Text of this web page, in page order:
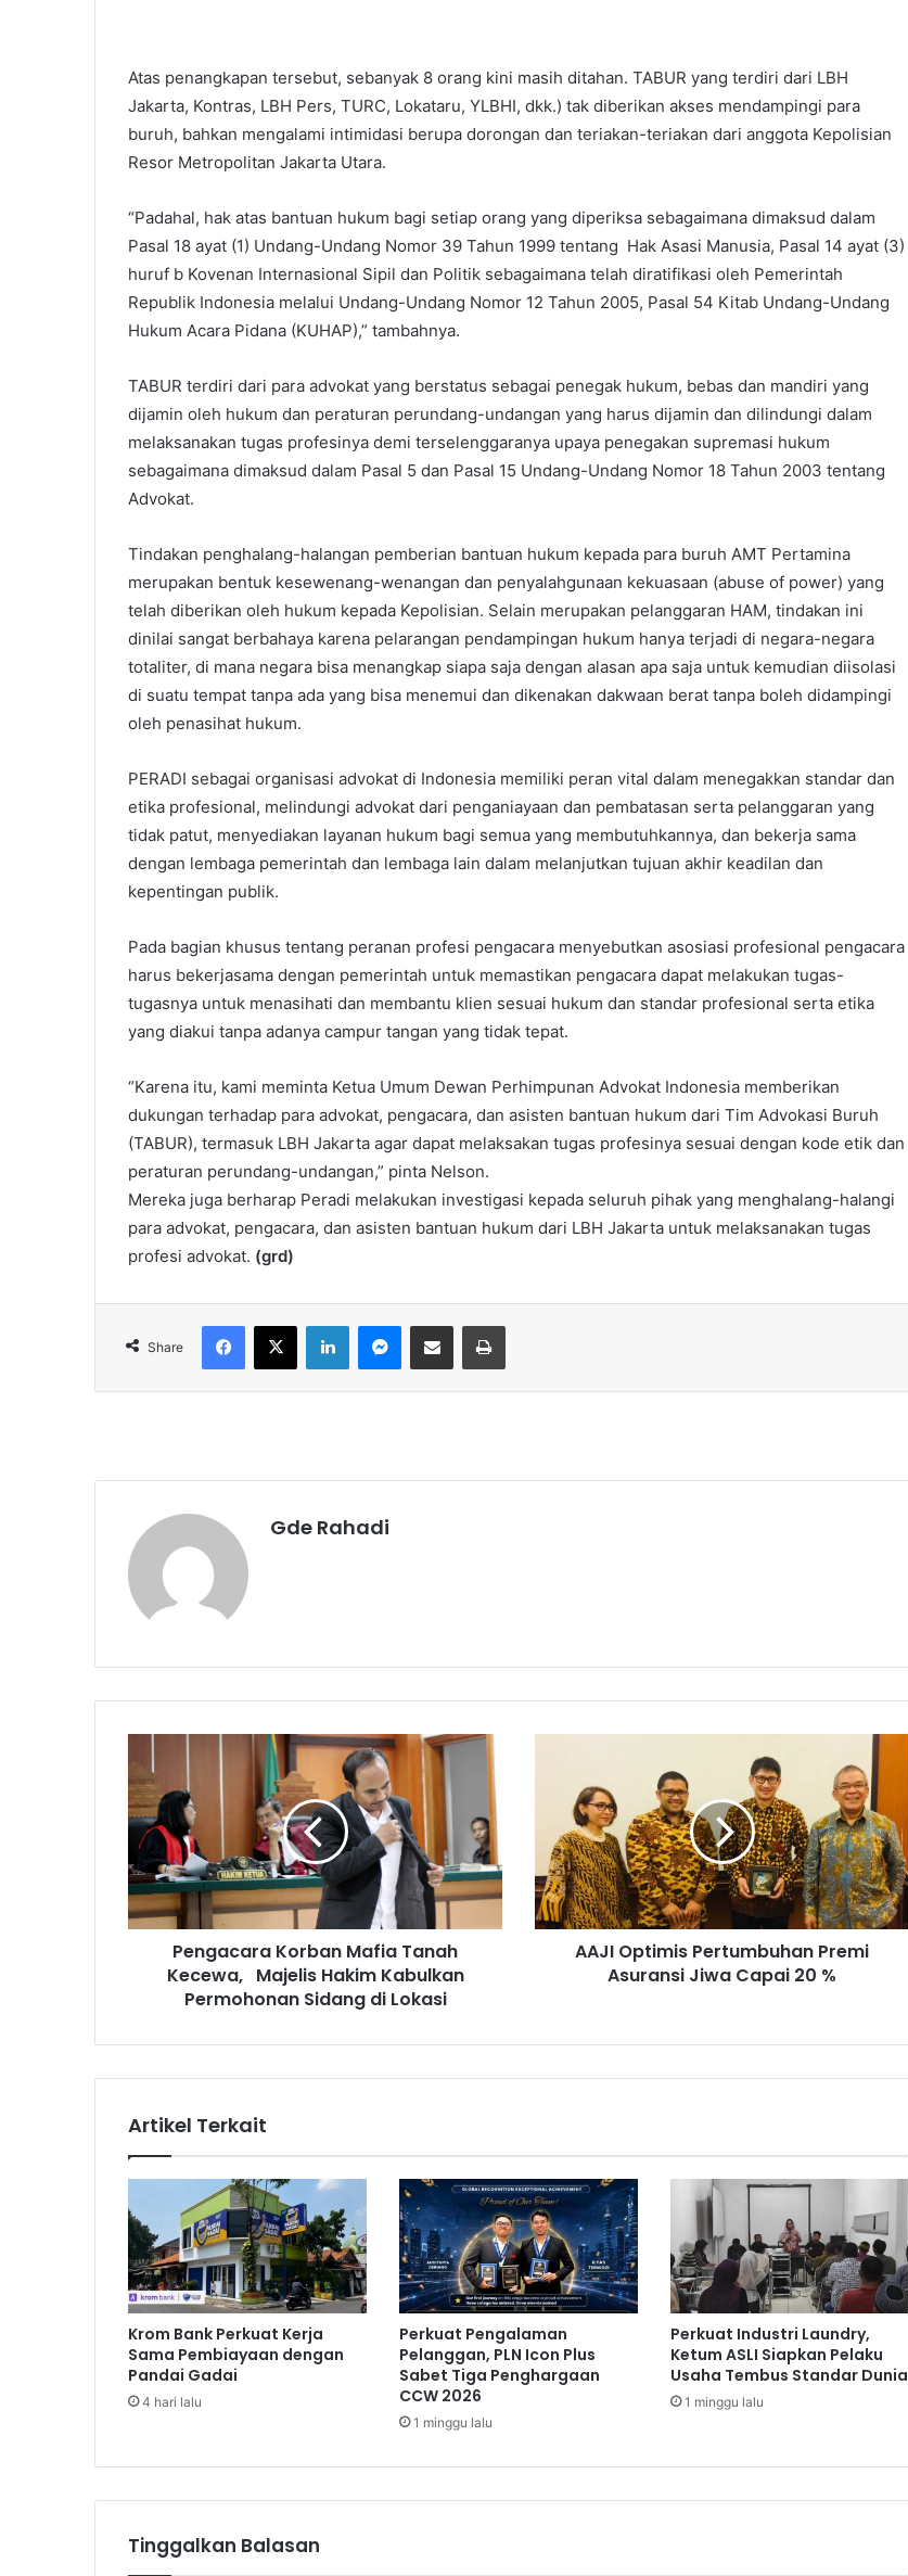
Atas penangkapan tersebut, sebanyak 8 orang kini masih ditahan. TABUR yang terdiri dari LBH
Jakarta, Kontras, LBH Pers, TURC, Lokataru, YLBHI, dkk.) tak diberikan akses mendampingi para
buruh, bahkan mengalami intimidasi berupa dorongan dan teriakan-teriakan dari anggota Kepolisian
Resor Metropolitan Jakarta Utara.
“Padahal, hak atas bantuan hukum bagi setiap orang yang diperiksa sebagaimana dimaksud dalam
Pasal 18 ayat (1) Undang-Undang Nomor 39 Tahun 1999 tentang Hak Asasi Manusia, Pasal 14 ayat (3)
huruf b Kovenan Internasional Sipil dan Politik sebagaimana telah diratifikasi oleh Pemerintah
Republik Indonesia melalui Undang-Undang Nomor 12 Tahun 2005, Pasal 54 Kitab Undang-Undang
Hukum Acara Pidana (KUHAP),” tambahnya.
TABUR terdiri dari para advokat yang berstatus sebagai penegak hukum, bebas dan mandiri yang
dijamin oleh hukum dan peraturan perundang-undangan yang harus dijamin dan dilindungi dalam
melaksanakan tugas profesinya demi terselenggaranya upaya penegakan supremasi hukum
sebagaimana dimaksud dalam Pasal 5 dan Pasal 15 Undang-Undang Nomor 18 Tahun 2003 tentang
Advokat.
Tindakan penghalang-halangan pemberian bantuan hukum kepada para buruh AMT Pertamina
merupakan bentuk kesewenang-wenangan dan penyalahgunaan kekuasaan (abuse of power) yang
telah diberikan oleh hukum kepada Kepolisian. Selain merupakan pelanggaran HAM, tindakan ini
dinilai sangat berbahaya karena pelarangan pendampingan hukum hanya terjadi di negara-negara
totaliter, di mana negara bisa menangkap siapa saja dengan alasan apa saja untuk kemudian diisolasi
di suatu tempat tanpa ada yang bisa menemui dan dikenakan dakwaan berat tanpa boleh didampingi
oleh penasihat hukum.
PERADI sebagai organisasi advokat di Indonesia memiliki peran vital dalam menegakkan standar dan
etika profesional, melindungi advokat dari penganiayaan dan pembatasan serta pelanggaran yang
tidak patut, menyediakan layanan hukum bagi semua yang membutuhkannya, dan bekerja sama
dengan lembaga pemerintah dan lembaga lain dalam melanjutkan tujuan akhir keadilan dan
kepentingan publik.
Pada bagian khusus tentang peranan profesi pengacara menyebutkan asosiasi profesional pengacara
harus bekerjasama dengan pemerintah untuk memastikan pengacara dapat melakukan tugas-
tugasnya untuk menasihati dan membantu klien sesuai hukum dan standar profesional serta etika
yang diakui tanpa adanya campur tangan yang tidak tepat.
“Karena itu, kami meminta Ketua Umum Dewan Perhimpunan Advokat Indonesia memberikan
dukungan terhadap para advokat, pengacara, dan asisten bantuan hukum dari Tim Advokasi Buruh
(TABUR), termasuk LBH Jakarta agar dapat melaksakan tugas profesinya sesuai dengan kode etik dan
peraturan perundang-undangan,” pinta Nelson.
Mereka juga berharap Peradi melakukan investigasi kepada seluruh pihak yang menghalang-halangi
para advokat, pengacara, dan asisten bantuan hukum dari LBH Jakarta untuk melaksanakan tugas
profesi advokat. (grd)
Share
Gde Rahadi
n
g
a
a
a
f
i
a
a
n
a
h
K
e
c
e
w
a
Pengacara Korban Mafia Tanah
Kecewa, Majelis Hakim Kabulkan
Permohonan Sidang di Lokasi
t
i
m
r
u
h
a
n
P
r
e
m
i
A
s
s
AAJI Optimis Pertumbuhan Premi
Asuransi Jiwa Capai 20 %
Artikel Terkait
Krom Bank Perkuat Kerja
Sama Pembiayaan dengan
Pandai Gadai
4 hari lalu
Perkuat Pengalaman
Pelanggan, PLN Icon Plus
Sabet Tiga Penghargaan
CCW 2026
1 minggu lalu
Perkuat Industri Laundry,
Ketum ASLI Siapkan Pelaku
Usaha Tembus Standar Dunia
1 minggu lalu
Tinggalkan Balasan